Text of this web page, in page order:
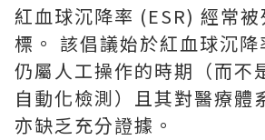
紅血球沉降率 (ESR) 經常被
標。 該倡議始於紅血球沉
仍屬人工操作的時期（而不
自動化檢測）且其對醫療體
亦缺乏充分證據。